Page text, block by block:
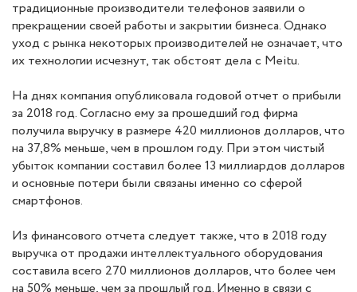
традиционные производители телефонов заявили о
прекращении своей работы и закрытии бизнеса. Однако
уход с рынка некоторых производителей не означает, что
их технологии исчезнут, так обстоят дела с Meitu.
На днях компания опубликовала годовой отчет о прибыли
за 2018 год. Согласно ему за прошедший год фирма
получила выручку в размере 420 миллионов долларов, что
на 37,8% меньше, чем в прошлом году. При этом чистый
убыток компании составил более 13 миллиардов долларов
и основные потери были связаны именно со сферой
смартфонов.
Из финансового отчета следует также, что в 2018 году
выручка от продажи интеллектуального оборудования
составила всего 270 миллионов долларов, что более чем
на 50% меньше, чем за прошлый год. Именно в связи с